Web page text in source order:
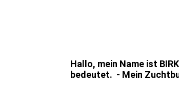
Hallo, mein Name ist
bedeutet. - Mein